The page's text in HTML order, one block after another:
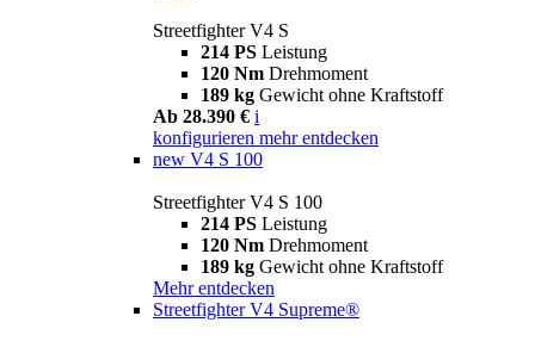
Streetfighter V4 S
214 PS Leistung
120 Nm Drehmoment
189 kg Gewicht ohne Kraftstoff
Ab 28.390 € i
konfigurieren mehr entdecken
new V4 S 100
Streetfighter V4 S 100
214 PS Leistung
120 Nm Drehmoment
189 kg Gewicht ohne Kraftstoff
Mehr entdecken
Streetfighter V4 Supreme®